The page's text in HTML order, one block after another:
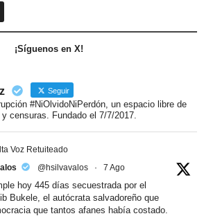
¡Síguenos en X!
Seguir
#NiOlvidoNiPerdón, un espacio libre de
censuras. Fundado el 7/7/2017.
Voz Retuiteado
@hsilvavalos · 7 Ago
hoy 445 días secuestrada por el
Bukele, el autócrata salvadoreño que
que tantos afanes había costado.